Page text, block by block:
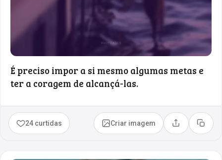
É preciso impor a si mesmo algumas metas e
ter a coragem de alcançá-las.
24 curtidas Criar imagem Compartilhar
Copiar